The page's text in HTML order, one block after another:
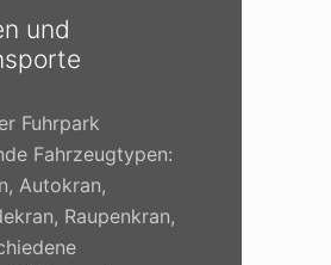
und
Fuhrpark
Fahrzeugtypen:
Autokran,
Raupenkran,